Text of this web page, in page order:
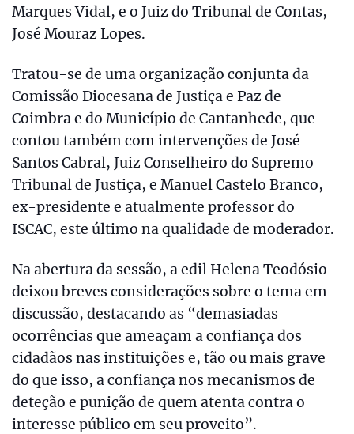
Marques Vidal, e o Juiz do Tribunal de Contas,
José Mouraz Lopes.
Tratou-se de uma organização conjunta da
Comissão Diocesana de Justiça e Paz de
Coimbra e do Município de Cantanhede, que
contou também com intervenções de José
Santos Cabral, Juiz Conselheiro do Supremo
Tribunal de Justiça, e Manuel Castelo Branco,
ex-presidente e atualmente professor do
ISCAC, este último na qualidade de moderador.
Na abertura da sessão, a edil Helena Teodósio
deixou breves considerações sobre o tema em
discussão, destacando as “demasiadas
ocorrências que ameaçam a confiança dos
cidadãos nas instituições e, tão ou mais grave
do que isso, a confiança nos mecanismos de
deteção e punição de quem atenta contra o
interesse público em seu proveito”.